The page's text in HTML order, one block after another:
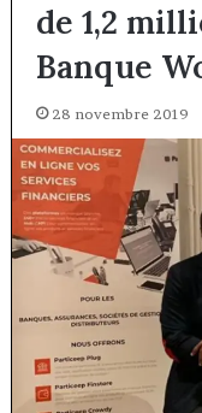
de 1,2
Banque
28 novembre 2019